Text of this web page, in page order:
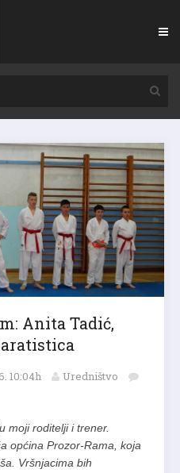
Anita Tadić,
10:04h Uredništvo
moji roditelji i trener.
općina Prozor-Rama, koja
Vršnjacima bih